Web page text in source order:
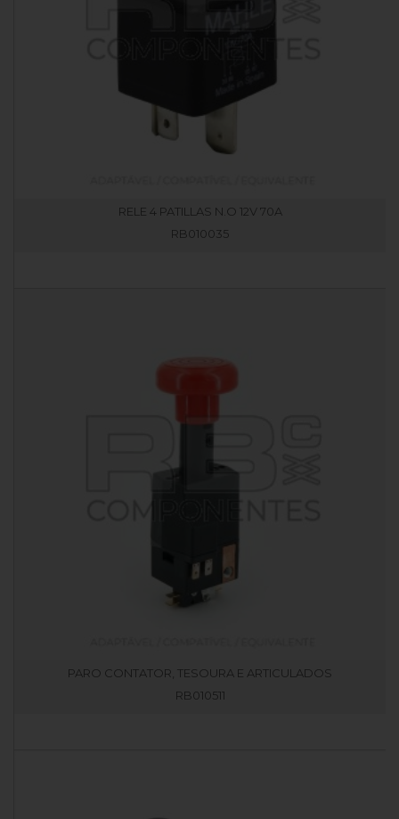
RELE 4 PATILLAS N.O 12V 70A
RB010035
PARO CONTATOR, TESOURA E ARTICULADOS
RB010511